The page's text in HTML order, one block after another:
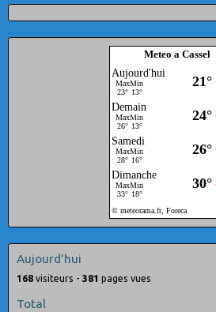
Meteo a Cassel
Aujourd'hui
168 visiteurs - 381 pages vues
Total